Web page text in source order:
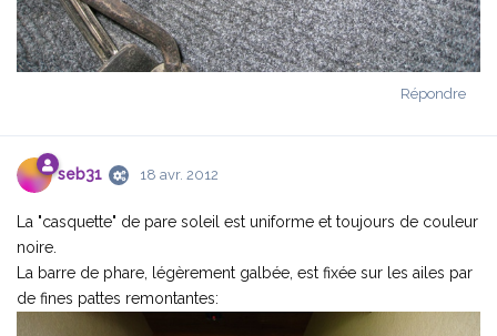
Répondre
seb31 18 avr. 2012
La "casquette" de pare soleil est uniforme et toujours de couleur
noire.
La barre de phare, légèrement galbée, est fixée sur les ailes par
de fines pattes remontantes: